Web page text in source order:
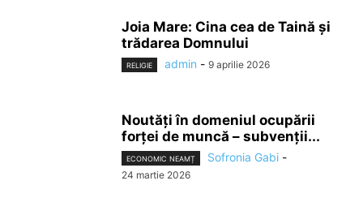
Joia Mare: Cina cea de Taină şi
trădarea Domnului
RELIGIE admin - 9 aprilie 2026
Noutăți în domeniul ocupării
forței de muncă – subvenții...
ECONOMIC NEAMȚ Sofronia Gabi -
24 martie 2026